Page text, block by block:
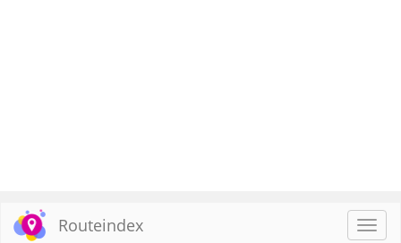
Routeindex